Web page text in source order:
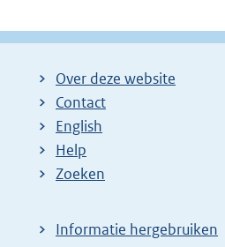
Over deze website
Contact
English
Help
Zoeken
Informatie hergebruiken